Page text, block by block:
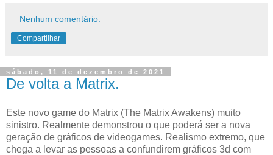
Nenhum comentário:
Compartilhar
sábado, 11 de dezembro de 2021
De volta a Matrix.
Este novo game do Matrix (The Matrix Awakens) muito
sinistro. Realmente demonstrou o que poderá ser a nova
geração de gráficos de videogames. Realismo extremo, que
chega a levar as pessoas a confundirem gráficos 3d com